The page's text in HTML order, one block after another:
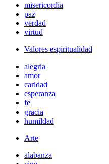
misericordia
paz
verdad
virtud
Valores espiritualidad
alegria
amor
caridad
esperanza
fe
gracia
humildad
Arte
alabanza